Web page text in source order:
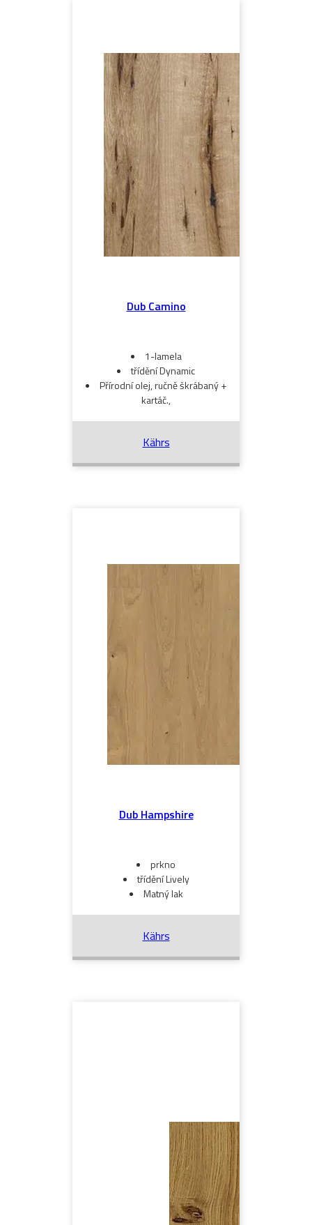
Dub Camino
1-lamela
třídění Dynamic
Přírodní olej, ručně škrábaný +
kartáč.,
Kährs
Dub Hampshire
prkno
třídění Lively
Matný lak
Kährs